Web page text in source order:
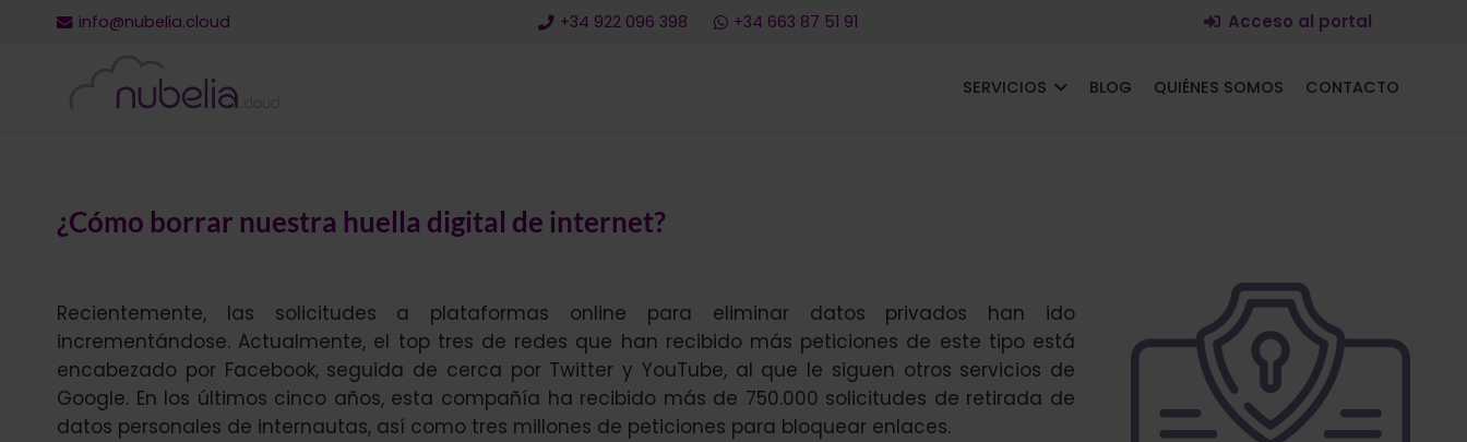
info@nubelia.cloud +34 922 096 398 +34 663 87 51 91 Acceso al portal
SERVICIOS BLOG QUIÉNES SOMOS CONTACTO
¿Cómo borrar nuestra huella digital de internet?
Recientemente, las solicitudes a plataformas online para eliminar datos privados han ido
incrementándose. Actualmente, el top tres de redes que han recibido más peticiones de este tipo está
encabezado por Facebook, seguida de cerca por Twitter y YouTube, al que le siguen otros servicios de
Google. En los últimos cinco años, esta compañía ha recibido más de 750.000 solicitudes de retirada de
datos personales de internautas, así como tres millones de peticiones para bloquear enlaces.